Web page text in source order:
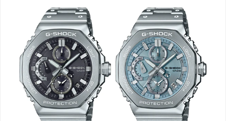
採用情報
オンラインストア
店舗リスト